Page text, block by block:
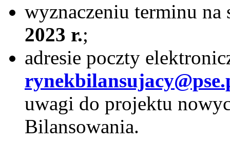
wyznaczeniu terminu na
2023 r.;
adresie poczty
uwagi do projektu
Bilansowania.